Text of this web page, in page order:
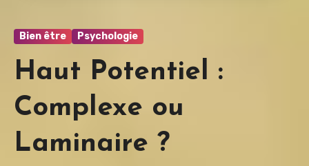
Bien être Psychologie
Haut Potentiel :
Complexe ou
Laminaire ?